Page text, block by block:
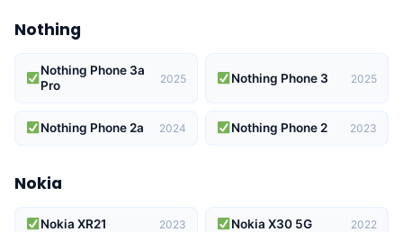
Nothing
Nothing Phone 3a
Pro
2025 Nothing Phone 3 2025
Nothing Phone 2a 2024 Nothing Phone 2 2023
Nokia
Nokia XR21 2023 Nokia X30 5G 2022